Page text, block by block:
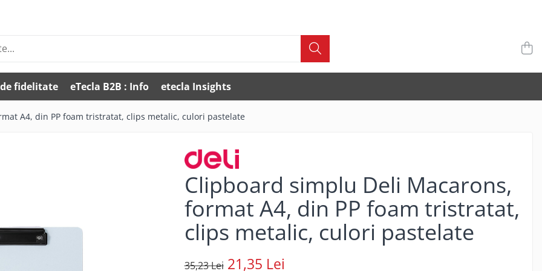
fidelitate eTecla B2B : Info etecla Insights
A4, din PP foam tristratat, clips metalic, culori pastelate
Clipboard simplu Deli Macarons,
format A4, din PP foam tristratat,
clips metalic, culori pastelate
35,23 Lei 21,35 Lei